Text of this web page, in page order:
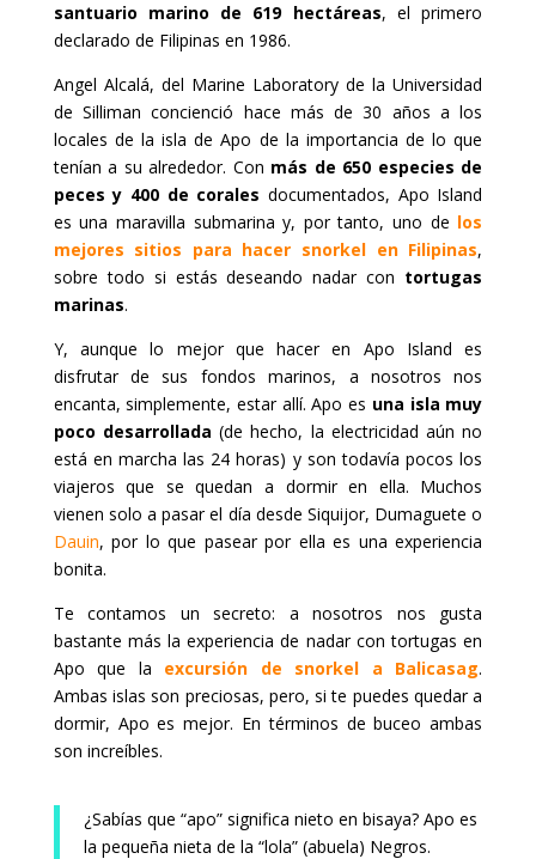
santuario marino de 619 hectáreas, el primero
declarado de Filipinas en 1986.
Angel Alcalá, del Marine Laboratory de la Universidad
de Silliman concienció hace más de 30 años a los
locales de la isla de Apo de la importancia de lo que
tenían a su alrededor. Con más de 650 especies de
peces y 400 de corales documentados, Apo Island
es una maravilla submarina y, por tanto, uno de los
mejores sitios para hacer snorkel en Filipinas,
sobre todo si estás deseando nadar con tortugas
marinas.
Y, aunque lo mejor que hacer en Apo Island es
disfrutar de sus fondos marinos, a nosotros nos
encanta, simplemente, estar allí. Apo es una isla muy
poco desarrollada (de hecho, la electricidad aún no
está en marcha las 24 horas) y son todavía pocos los
viajeros que se quedan a dormir en ella. Muchos
vienen solo a pasar el día desde Siquijor, Dumaguete o
Dauin, por lo que pasear por ella es una experiencia
bonita.
Te contamos un secreto: a nosotros nos gusta
bastante más la experiencia de nadar con tortugas en
Apo que la excursión de snorkel a Balicasag.
Ambas islas son preciosas, pero, si te puedes quedar a
dormir, Apo es mejor. En términos de buceo ambas
son increíbles.
¿Sabías que “apo” significa nieto en bisaya? Apo es
la pequeña nieta de la “lola” (abuela) Negros.